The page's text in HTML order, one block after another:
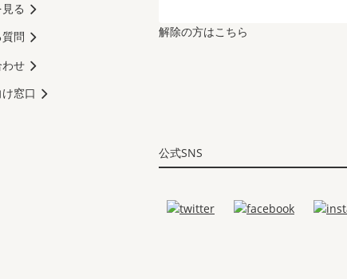
解除の方はこちら
る
問
せ
窓口
公式SNS